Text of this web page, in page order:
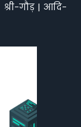
गौड़ | आदि-